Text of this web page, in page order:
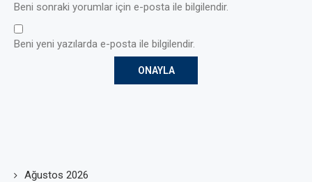
Beni sonraki yorumlar için e-posta ile bilgilendir.
Beni yeni yazılarda e-posta ile bilgilendir.
Ağustos 2026